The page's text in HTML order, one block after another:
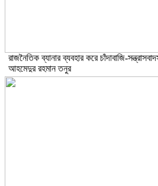
রাজনৈতিক ব্যানার ব্যবহার করে চাঁদাবাজি-
আহমেদুর রহমান তনুর